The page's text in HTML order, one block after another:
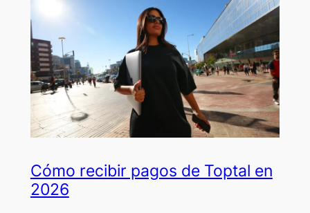
Cómo recibir pagos de Toptal en
2026